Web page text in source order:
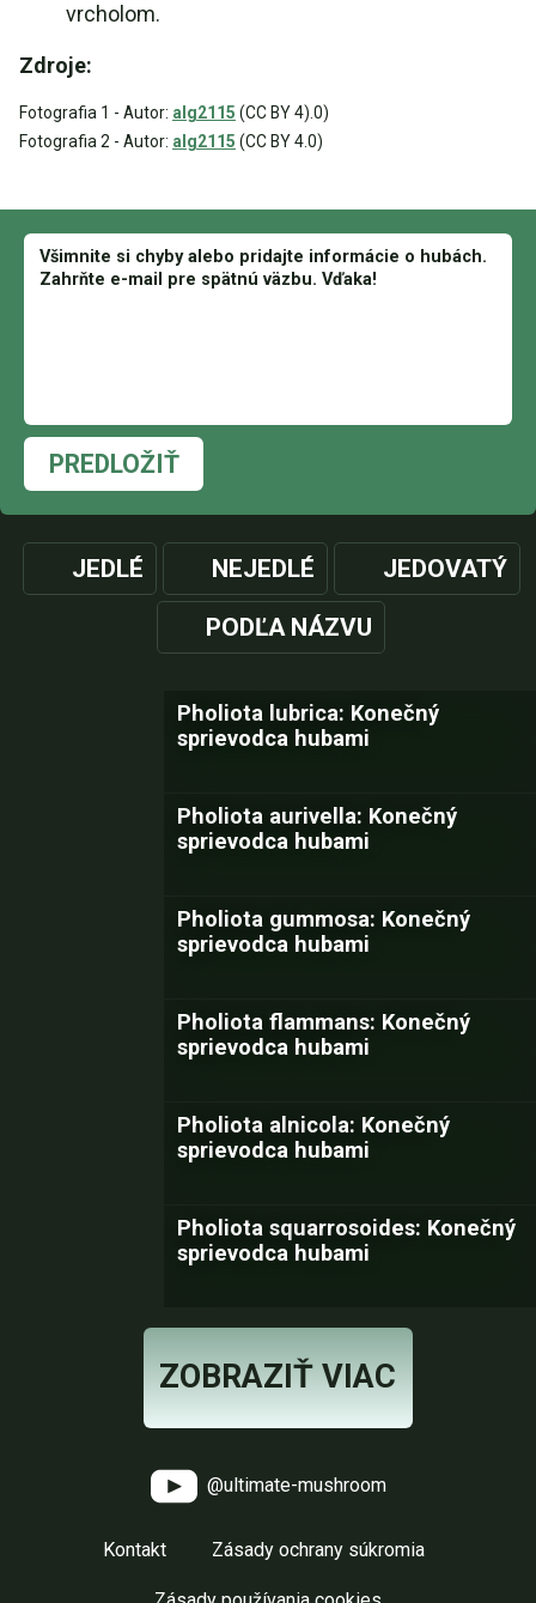
vrcholom.
Zdroje:
Fotografia 1 - Autor: alg2115 (CC BY 4).0)
Fotografia 2 - Autor: alg2115 (CC BY 4.0)
PREDLOŽIŤ
JEDLÉ NEJEDLÉ JEDOVATÝ
PODĽA NÁZVU
Pholiota lubrica: Konečný
sprievodca hubami
Pholiota aurivella: Konečný
sprievodca hubami
Pholiota gummosa: Konečný
sprievodca hubami
Pholiota flammans: Konečný
sprievodca hubami
Pholiota alnicola: Konečný
sprievodca hubami
Pholiota squarrosoides: Konečný
sprievodca hubami
ZOBRAZIŤ VIAC
@ultimate-mushroom
Kontakt Zásady ochrany súkromia